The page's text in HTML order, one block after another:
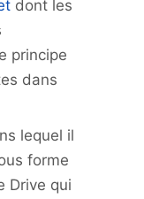
dont les
principe
dans
lequel il
forme
Drive qui